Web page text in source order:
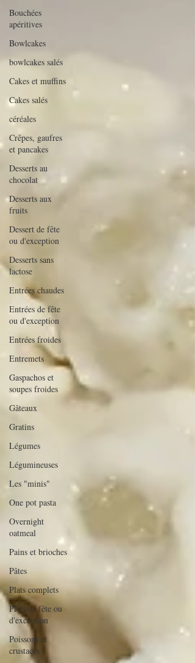
Bouchées
apéritives
Bowlcakes
bowlcakes salés
Cakes et muffins
Cakes salés
céréales
Crêpes, gaufres
et pancakes
Desserts au
chocolat
Desserts aux
fruits
Dessert de fête
ou d'exception
Desserts sans
lactose
Entrées chaudes
Entrées de fête
ou d'exception
Entrées froides
Entremets
Gaspachos et
soupes froides
Gâteaux
Gratins
Légumes
Légumineuses
Les "minis"
One pot pasta
Overnight
oatmeal
Pains et brioches
Pâtes
Plats complets
Plats de fête ou
d'exception
Poissons et
crustacés